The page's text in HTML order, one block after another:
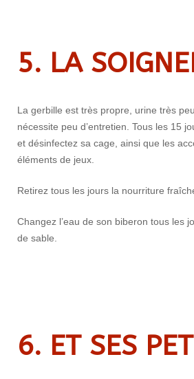
5. LA
La gerbille est très propre, urine très
nécessite peu d’entretien. Tous les 15
et désinfectez sa cage, ainsi que les
éléments de jeux.
Retirez tous les jours la nourriture
Changez l’eau de son biberon tous les
de sable.
6. ET SES